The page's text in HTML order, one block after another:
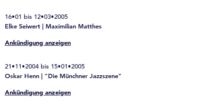
16•01 bis 12•03•2005
Elke Seiwert | Maximilian Matthes
Ankündigung anzeigen
21•11•2004 bis 15•01•2005
Oskar Henn | "Die Münchner Jazzszene"
Ankündigung anzeigen